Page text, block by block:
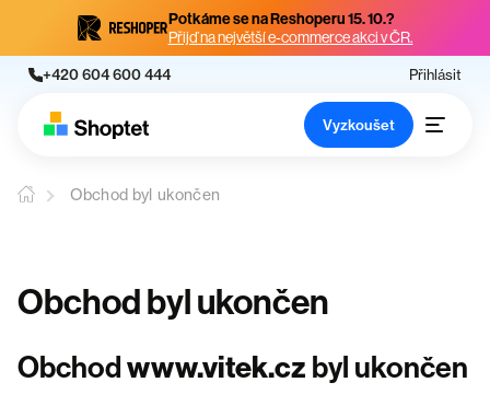
Potkáme se na Reshoperu 15. 10.?
Přijď na největší e-commerce akci v ČR.
+420 604 600 444 Přihlásit
Vyzkoušet
Obchod byl ukončen
Obchod byl ukončen
Obchodwww.vitek.cz byl ukončen